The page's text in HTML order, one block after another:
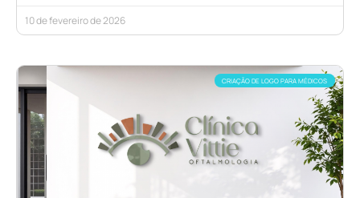
10 de fevereiro de 2026
CRIAÇÃO DE LOGO PARA MÉDICOS